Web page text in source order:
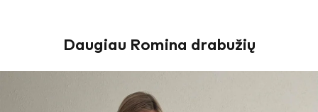
Daugiau Romina drabužių